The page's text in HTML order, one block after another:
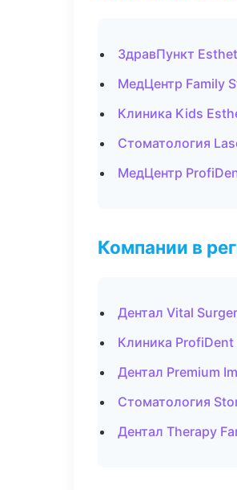
ЗдравПункт
МедЦентр Family
Клиника Kids
Стоматология
МедЦентр
Компании в
Дентал Vital
Клиника
Дентал Premium
Стоматология
Дентал Therapy